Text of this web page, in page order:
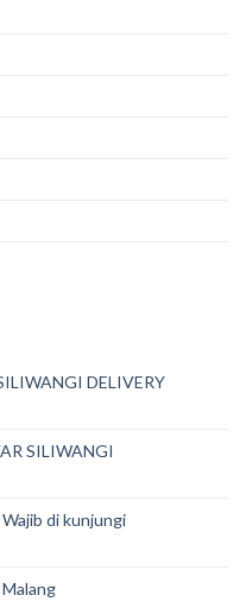
DELIVERY
SILIWANGI
di kunjungi